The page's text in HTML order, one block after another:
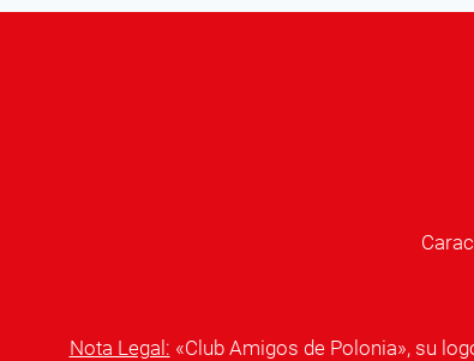
Nota Legal: «Club Amigos de Polonia», su